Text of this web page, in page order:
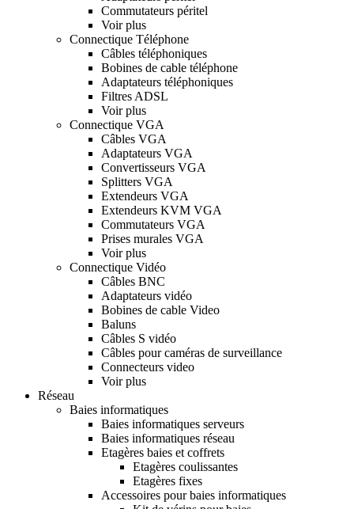
Commutateurs péritel
Voir plus
Connectique Téléphone
Câbles téléphoniques
Bobines de cable téléphone
Adaptateurs téléphoniques
Filtres ADSL
Voir plus
Connectique VGA
Câbles VGA
Adaptateurs VGA
Convertisseurs VGA
Splitters VGA
Extendeurs VGA
Extendeurs KVM VGA
Commutateurs VGA
Prises murales VGA
Voir plus
Connectique Vidéo
Câbles BNC
Adaptateurs vidéo
Bobines de cable Video
Baluns
Câbles S vidéo
Câbles pour caméras de surveillance
Connecteurs video
Voir plus
Réseau
Baies informatiques
Baies informatiques serveurs
Baies informatiques réseau
Etagères baies et coffrets
Etagères coulissantes
Etagères fixes
Accessoires pour baies informatiques